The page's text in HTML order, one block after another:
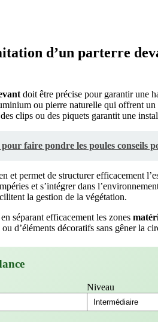
d’un parterre
doit être précise pour garantir une
ou pierre naturelle qui offrent
clips ou des piquets garantit une
faire pondre les poules conseils
et permet de structurer efficacement
et s’intégrer dans
la gestion de la végétation.
séparant efficacement les zones
d’éléments décoratifs sans gêner la
Niveau